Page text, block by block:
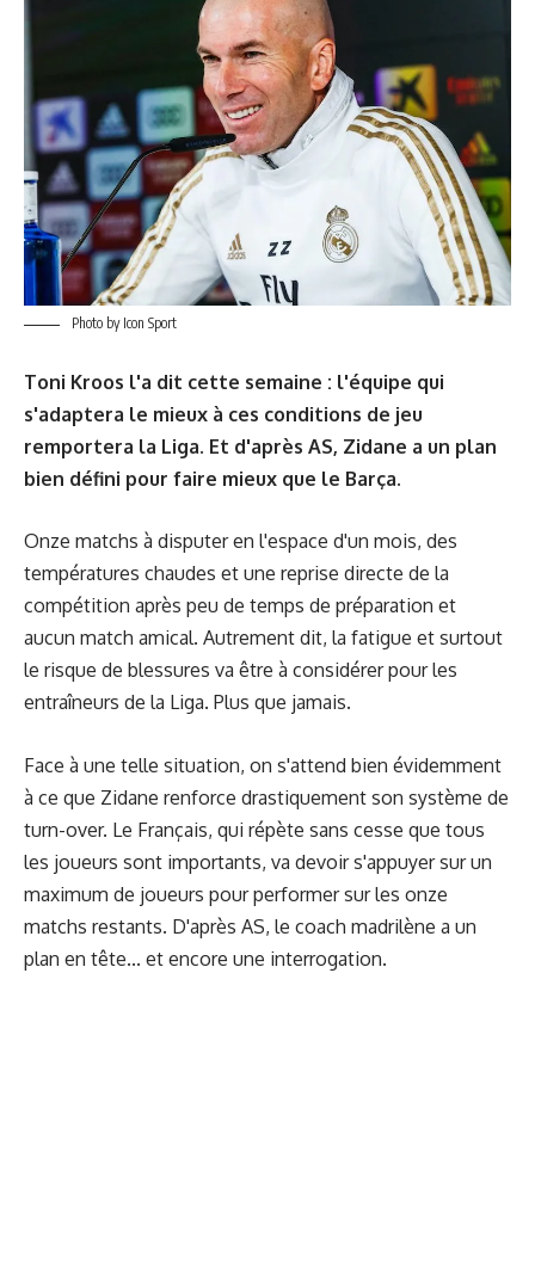
Photo by Icon Sport
Toni Kroos l'a dit cette semaine : l'équipe qui
s'adaptera le mieux à ces conditions de jeu
remportera la Liga. Et d'après AS, Zidane a un plan
bien défini pour faire mieux que le Barça.
Onze matchs à disputer en l'espace d'un mois, des
températures chaudes et une reprise directe de la
compétition après peu de temps de préparation et
aucun match amical. Autrement dit, la fatigue et surtout
le risque de blessures va être à considérer pour les
entraîneurs de la Liga. Plus que jamais.
Face à une telle situation, on s'attend bien évidemment
à ce que Zidane renforce drastiquement son système de
turn-over. Le Français, qui répète sans cesse que tous
les joueurs sont importants, va devoir s'appuyer sur un
maximum de joueurs pour performer sur les onze
matchs restants. D'après AS, le coach madrilène a un
plan en tête... et encore une interrogation.